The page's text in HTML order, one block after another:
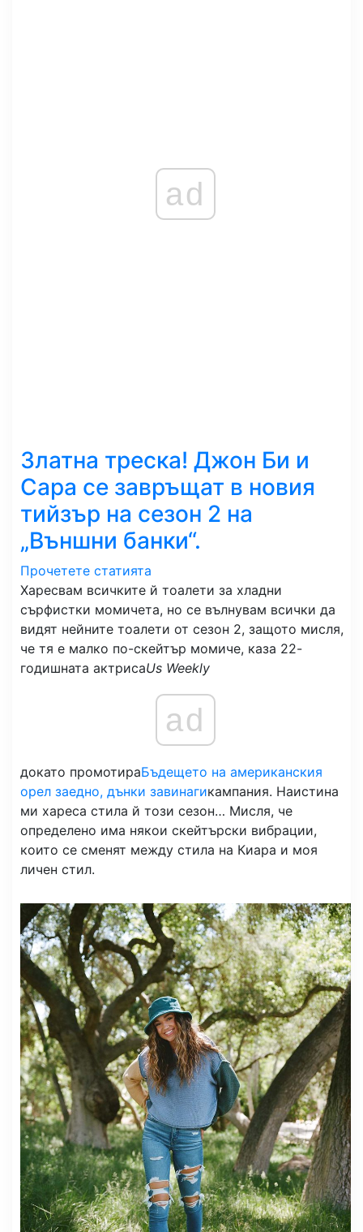
ad
Златна треска! Джон Би и
Сара се завръщат в новия
тийзър на сезон 2 на
„Външни банки“.
Прочетете статията
Харесвам всичките й тоалети за хладни
сърфистки момичета, но се вълнувам всички да
видят нейните тоалети от сезон 2, защото мисля,
че тя е малко по-скейтър момиче, каза 22-
годишната актрисаUs Weekly
ad
докато промотираБъдещето на американския
орел заедно, дънки завинагикампания. Наистина
ми хареса стила й този сезон… Мисля, че
определено има някои скейтърски вибрации,
които се сменят между стила на Киара и моя
личен стил.